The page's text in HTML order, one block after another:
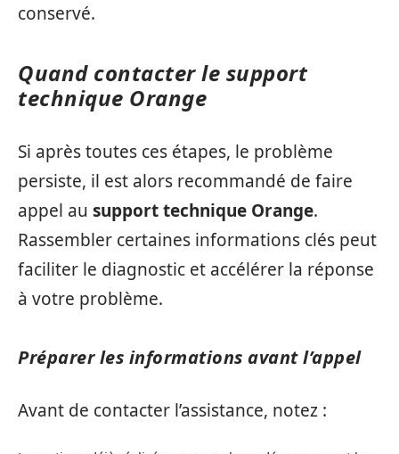
conservé.
Quand contacter le support
technique Orange
Si après toutes ces étapes, le problème
persiste, il est alors recommandé de faire
appel au support technique Orange.
Rassembler certaines informations clés peut
faciliter le diagnostic et accélérer la réponse
à votre problème.
Préparer les informations avant l’appel
Avant de contacter l’assistance, notez :